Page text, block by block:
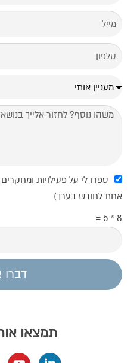
ספרו לי על פעילויות
אחת לחודש בערך)
8 * 5 =
דברו
תמצאו